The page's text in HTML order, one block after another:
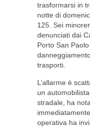
trasformarsi in
notte di
125. Sei
denunciati dai
Porto San
trasporti.
L’allarme è
un
stradale, ha
operativa ha